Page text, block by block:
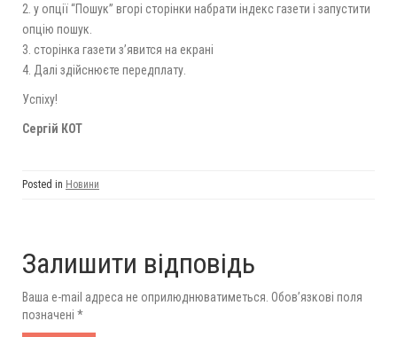
2. у опції “Пошук” вгорі сторінки набрати індекс газети і запустити
опцію пошук.
3. сторінка газети з’явится на екрані
4. Далі здійснюєте передплату.
Успіху!
Сергій КОТ
Posted in Новини
Залишити відповідь
Ваша e-mail адреса не оприлюднюватиметься. Обов’язкові поля
позначені *